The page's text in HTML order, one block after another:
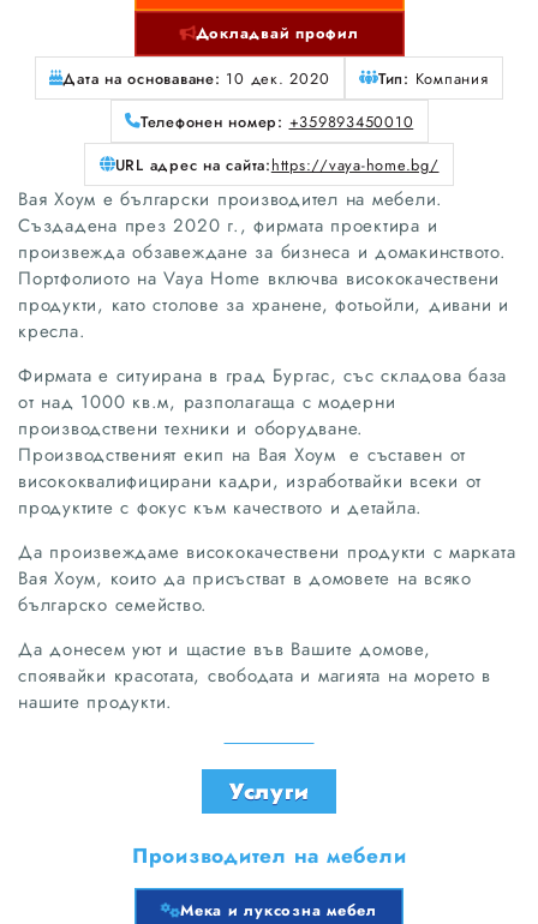
Докладвай профил
Дата на основаване: 10 дек. 2020 Тип: Компания
Телефонен номер: +359893450010
URL адрес на сайта:https://vaya-home.bg/
Вая Хоум е български производител на мебели.
Създадена през 2020 г., фирмата проектира и
произвежда обзавеждане за бизнеса и домакинството.
Портфолиото на Vaya Home включва висококачествени
продукти, като столове за хранене, фотьойли, дивани и
кресла.
Фирмата е ситуирана в град Бургас, със складова база
от над 1000 кв.м, разполагаща с модерни
производствени техники и оборудване.
Производственият екип на Вая Хоум е съставен от
висококвалифицирани кадри, изработвайки всеки от
продуктите с фокус към качеството и детайла.
Да произвеждаме висококачествени продукти с марката
Вая Хоум, които да присъстват в домовете на всяко
българско семейство.
Да донесем уют и щастие във Вашите домове,
споявайки красотата, свободата и магията на морето в
нашите продукти.
Услуги
Производител на мебели
Мека и луксозна мебел